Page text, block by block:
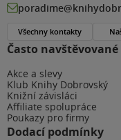
Často navštěvované
Akce a slevy
Klub Knihy Dobrovský
Knižní závisláci
Affiliate spolupráce
Poukazy pro firmy
Dodací podmínky
Všechny kontakty